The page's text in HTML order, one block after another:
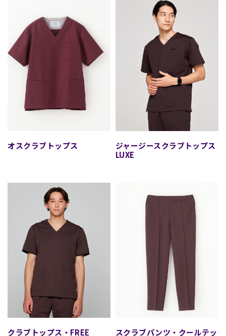
デオスクラブトップス
ジャージースクラブトップス・
LUXE
スクラブトップス・FREE
スクラブパンツ・クールテック